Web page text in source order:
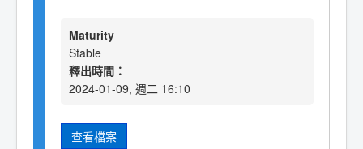
Maturity
Stable
釋出時間：
2024-01-09, 週二 16:10
查看檔案